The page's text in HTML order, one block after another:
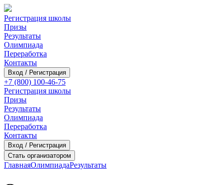
Регистрация школы
Призы
Результаты
Олимпиада
Переработка
Контакты
Вход / Регистрация
+7 (800) 100-46-75
Регистрация школы
Призы
Результаты
Олимпиада
Переработка
Контакты
Вход / Регистрация
Стать организатором
ГлавнаяОлимпиадаРезультаты